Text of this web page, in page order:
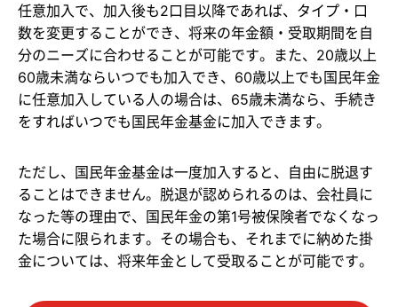
任意加入で、加入後も2口目以降であれば、タイプ・口
数を変更することができ、将来の年金額・受取期間を自
分のニーズに合わせることが可能です。また、20歳以上
60歳未満ならいつでも加入でき、60歳以上でも国民年金
に任意加入している人の場合は、65歳未満なら、手続き
をすればいつでも国民年金基金に加入できます。
ただし、国民年金基金は一度加入すると、自由に脱退す
ることはできません。脱退が認められるのは、会社員に
なった等の理由で、国民年金の第1号被保険者でなくなっ
た場合に限られます。その場合も、それまでに納めた掛
金については、将来年金として受取ることが可能です。